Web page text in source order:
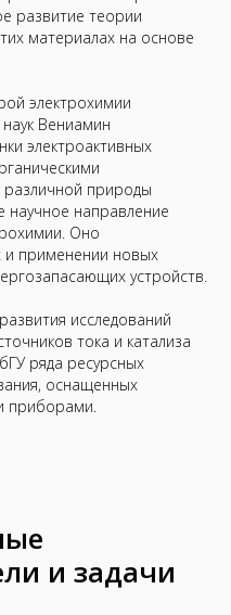
развитие теории
материалах на основе
электрохимии
Вениамин
электроактивных
различной природы
научное направление
Оно
и применении новых
устройств.
исследований
тока и катализа
ряда ресурсных
оснащенных
приборами.
и задачи